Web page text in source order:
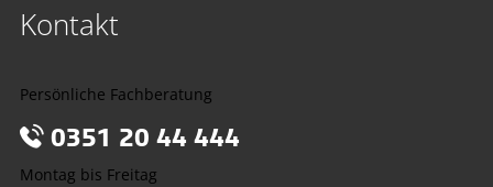
Kontakt
Persönliche Fachberatung
0351 20 44 444
Montag bis Freitag